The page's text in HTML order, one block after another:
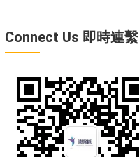
Connect Us 即時連繫